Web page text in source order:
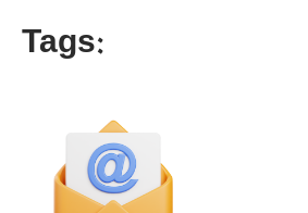
Tags: